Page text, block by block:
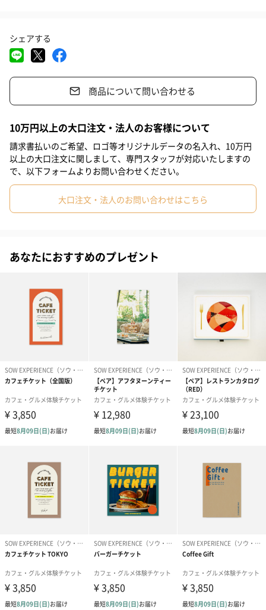
出のひと時をお過ごしいただける贈り物。お好きな店舗を選んで
ディナーコースをお楽しみいただけます。
ディナーチケット DN1
せ。
※その他対象のレストランが満席の場合はご利用いただけませ
【利用人数】1枚につき1名様のご利用
※特に指定がない場合はご注文分枚数のチケットをまとめて包装
いたします。
※複数(種類・枚数)のチケットをご注文の際、個別に包装をご希望
の場合は、問い合わせフォームより入力をお願いします。
利用期限内にQRコードをお読み取りいただきWEBよりご予約くだ
さい。
またはレストラン予約係までお電話にてご予約ください。
※ご予約の際には「ディナーチケット DN1」をご利用の旨をお
伝えください。
中国料理「聚景園」
神戸で味わう、洗練された食文化が花開く美食の都・香港の広東
#パーティー
#バレンタイン
#退職祝い #送別会 #還暦祝い
#義父 #部下女性 #部下男性 #甥 #姪 #娘 #息子
#姉 #妹 #兄 #弟 #彼女 #同僚男性 #同僚女性
#妻 #夫 #女性 #男性 #男友達 #彼氏 #20代後半
シェアする
商品について問い合わせる
10万円以上の大口注文・法人のお客様について
請求書払いのご希望、ロゴ等オリジナルデータの名入れ、10万円
以上の大口注文に関しまして、専門スタッフが対応いたしますの
で、以下フォームよりお問い合わせください。
大口注文・法人のお問い合わせはこちら
あなたにおすすめのプレゼント